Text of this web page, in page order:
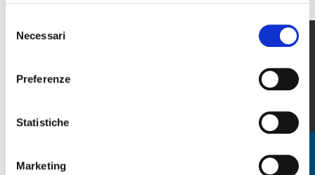
delNecessari
Preferenze
Statistiche
Marketing